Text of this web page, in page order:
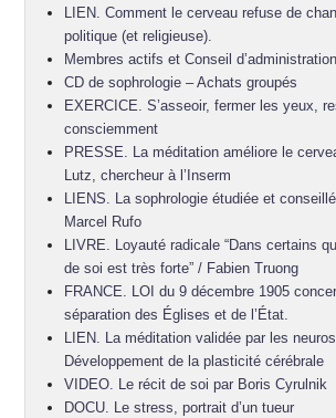
LIEN. Comment le cerveau refuse de
politique (et religieuse).
Membres actifs et Conseil d’administration
CD de sophrologie – Achats groupés
EXERCICE. S’asseoir, fermer les yeux,
consciemment
PRESSE. La méditation améliore le
Lutz, chercheur à l’Inserm
LIENS. La sophrologie étudiée et
Marcel Rufo
LIVRE. Loyauté radicale “Dans certains
de soi est très forte” / Fabien Truong
FRANCE. LOI du 9 décembre 1905
séparation des Églises et de l’État.
LIEN. La méditation validée par les
Développement de la plasticité cérébrale
VIDEO. Le récit de soi par Boris Cyrulnik
DOCU. Le stress, portrait d’un tueur